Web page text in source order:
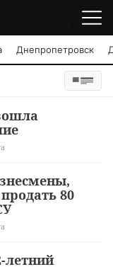
Днепропетровск
80
летний